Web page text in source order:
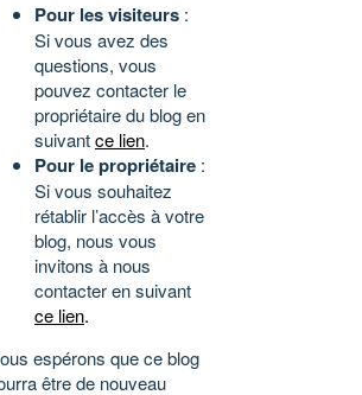
Pour les visiteurs :
Si vous avez des
questions, vous
pouvez contacter le
propriétaire du blog en
suivantce lien.
Pour le propriétaire :
Si vous souhaitez
rétablir l’accès à votre
blog, nous vous
invitons à nous
contacter en suivant
ce lien.
espérons que ce blog
être de nouveau